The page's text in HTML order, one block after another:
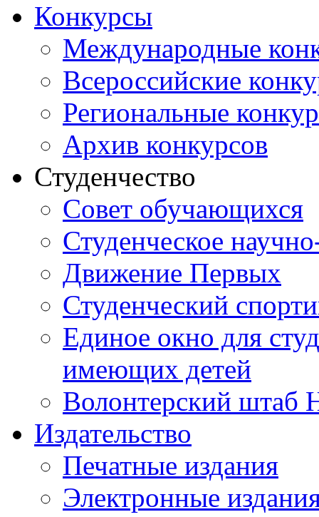
Конкурсы
Международные
Всероссийские
Региональные
Архив конкурсов
Студенчество
Совет обучающихся
Студенческое
Движение Первых
Студенческий
Единое окно для
имеющих детей
Волонтерский штаб
Издательство
Печатные издания
Электронные